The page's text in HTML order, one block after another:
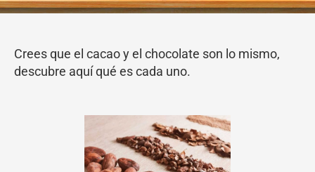
Crees que el cacao y el chocolate son lo mismo,
descubre aquí qué es cada uno.